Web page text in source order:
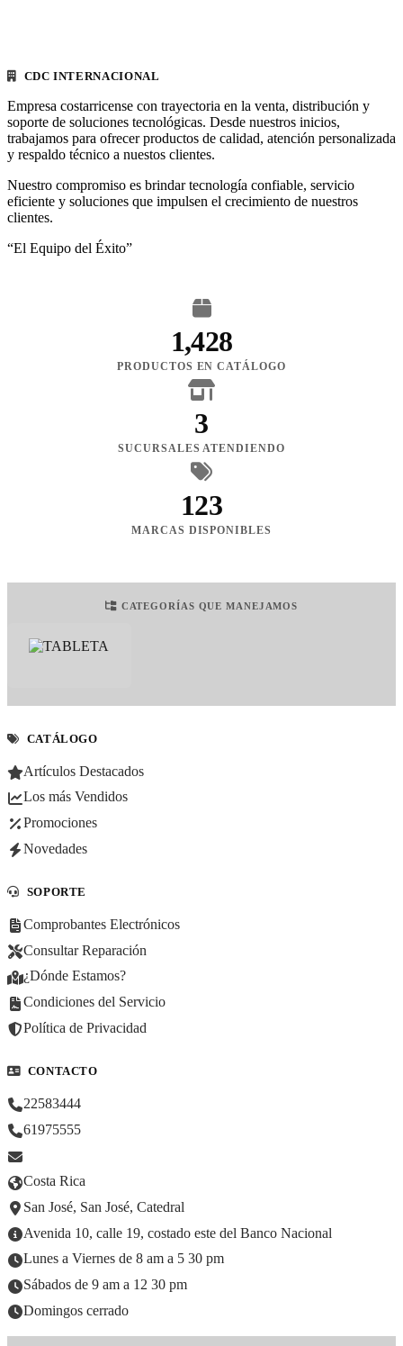
CDC INTERNACIONAL
Empresa costarricense con trayectoria en la venta, distribución y
soporte de soluciones tecnológicas. Desde nuestros inicios,
trabajamos para ofrecer productos de calidad, atención personalizada
y respaldo técnico a nuestos clientes.
Nuestro compromiso es brindar tecnología confiable, servicio
eficiente y soluciones que impulsen el crecimiento de nuestros
clientes.
“El Equipo del Éxito”
1,428
PRODUCTOS EN CATÁLOGO
3
SUCURSALES ATENDIENDO
123
MARCAS DISPONIBLES
CATEGORÍAS QUE MANEJAMOS
CATÁLOGO
Artículos Destacados
Los más Vendidos
Promociones
Novedades
SOPORTE
Comprobantes Electrónicos
Consultar Reparación
¿Dónde Estamos?
Condiciones del Servicio
Política de Privacidad
CONTACTO
22583444
61975555
Costa Rica
San José, San José, Catedral
Avenida 10, calle 19, costado este del Banco Nacional
Lunes a Viernes de 8 am a 5 30 pm
Sábados de 9 am a 12 30 pm
Domingos cerrado